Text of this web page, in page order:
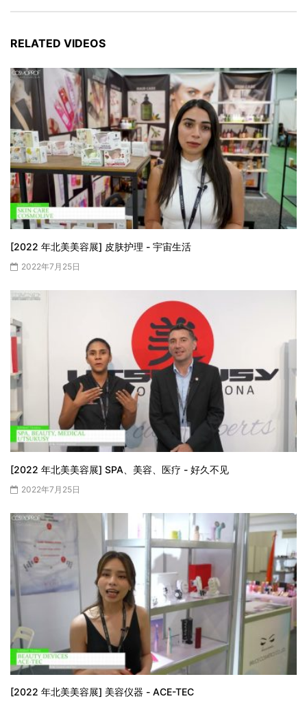
RELATED VIDEOS
[2022 年北美美容展] 皮肤护理 - 宇宙生活
2022年7月25日
[2022 年北美美容展] SPA、美容、医疗 - 好久不见
2022年7月25日
[2022 年北美美容展] 美容仪器 - ACE-TEC